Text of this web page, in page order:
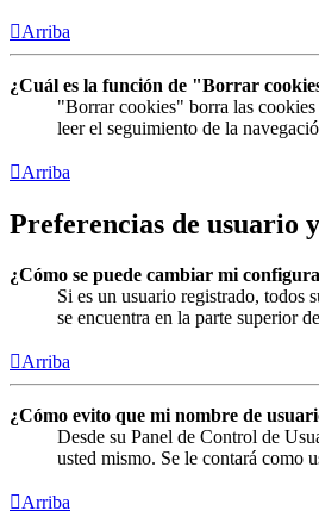
Arriba
¿Cuál es la función de "Borrar
"Borrar cookies" borra las
leer el seguimiento de la
Arriba
Preferencias de usuario
¿Cómo se puede cambiar mi
Si es un usuario registrado, todos
se encuentra en la parte superior
Arriba
¿Cómo evito que mi nombre de
Desde su Panel de Control de
usted mismo. Se le contará como
Arriba